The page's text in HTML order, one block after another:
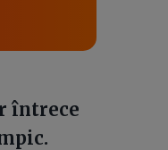
întrece